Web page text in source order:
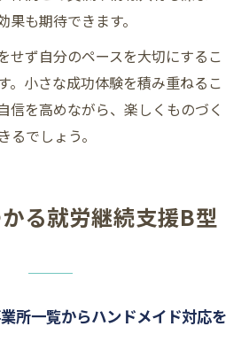
果も期待できます。
せず自分のペースを大切にするこ
。小さな成功体験を積み重ねるこ
信を高めながら、楽しくものづく
るでしょう。
る就労継続支援B型
所一覧からハンドメイド対応を